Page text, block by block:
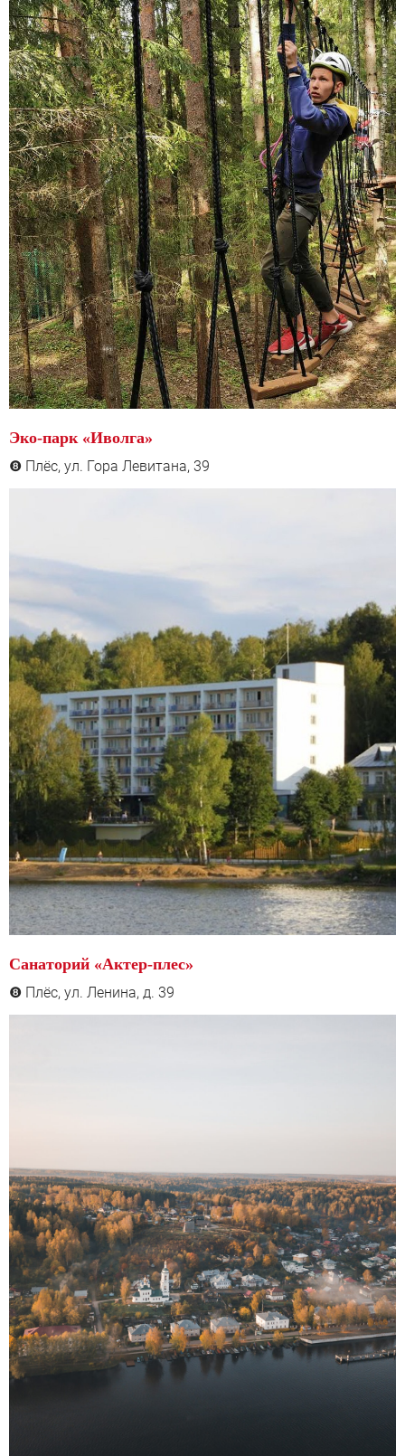
Эко-парк «Иволга»
❽ Плёс, ул. Гора Левитана, 39
Санаторий «Актер-плес»
❽ Плёс, ул. Ленина, д. 39